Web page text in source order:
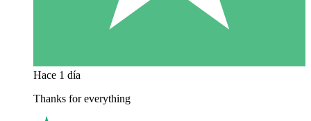
Hace 1 día
Thanks for everything